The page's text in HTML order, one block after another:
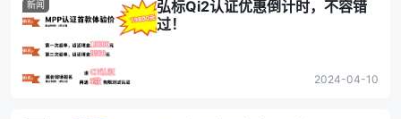
新闻
弘标Qi2认证优惠倒计时，不容错
过！
2024-04-10